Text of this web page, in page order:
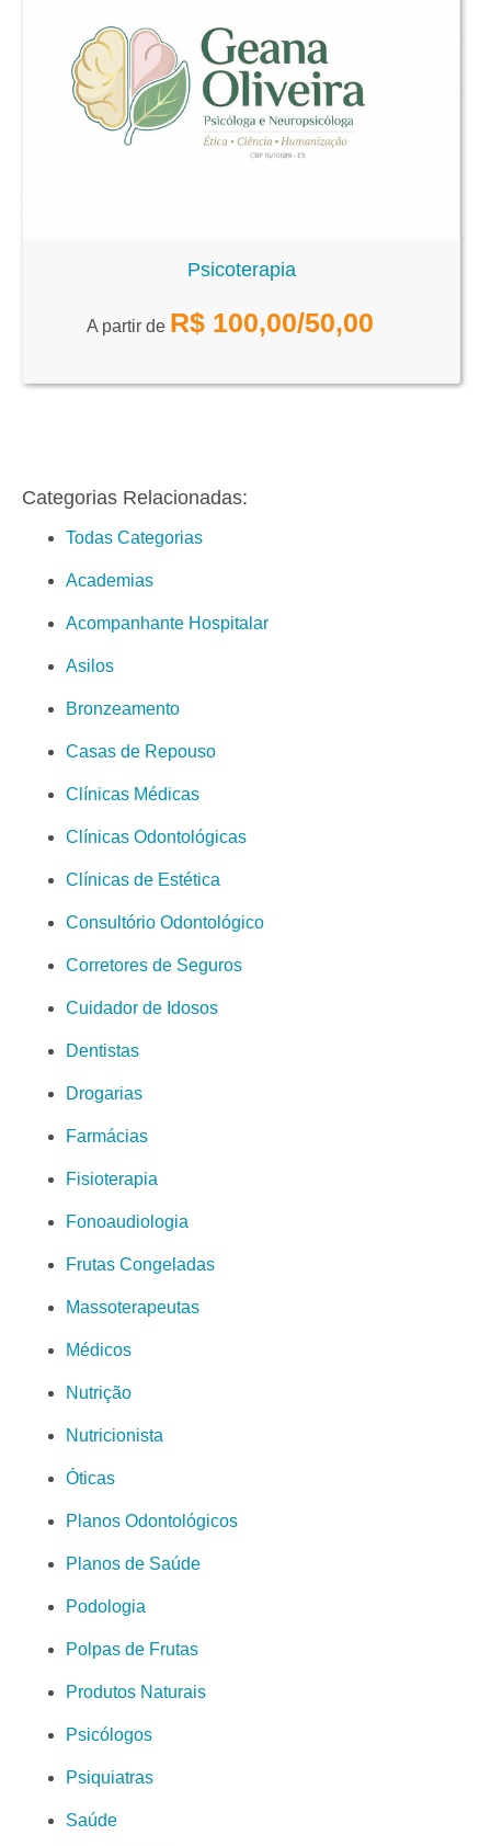
Psicoterapia
A partir de R$ 100,00/50,00
Categorias Relacionadas:
Todas Categorias
Academias
Acompanhante Hospitalar
Asilos
Bronzeamento
Casas de Repouso
Clínicas Médicas
Clínicas Odontológicas
Clínicas de Estética
Consultório Odontológico
Corretores de Seguros
Cuidador de Idosos
Dentistas
Drogarias
Farmácias
Fisioterapia
Fonoaudiologia
Frutas Congeladas
Massoterapeutas
Médicos
Nutrição
Nutricionista
Óticas
Planos Odontológicos
Planos de Saúde
Podologia
Polpas de Frutas
Produtos Naturais
Psicólogos
Psiquiatras
Saúde